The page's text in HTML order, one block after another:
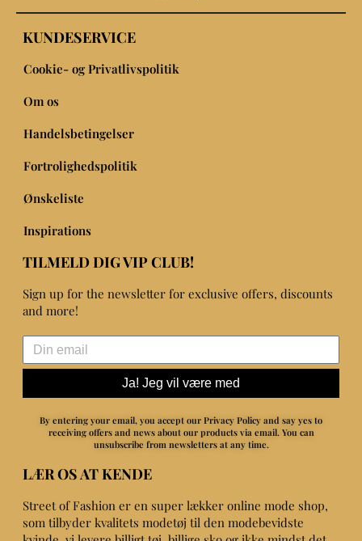
KUNDESERVICE
Cookie- og Privatlivspolitik
Om os
Handelsbetingelser
Fortrolighedspolitik
Ønskeliste
Inspirations
TILMELD DIG VIP CLUB!
Sign up for the newsletter for exclusive offers, discounts
and more!
Ja! Jeg vil være med
By entering your email, you accept our Privacy Policy and say yes to
receiving offers and news about our products via email. You can
unsubscribe from newsletters at any time.
LÆR OS AT KENDE
Street of Fashion er en super lækker online mode shop,
som tilbyder kvalitets modetøj til den modebevidste